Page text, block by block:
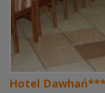
Hotel Dawhań***